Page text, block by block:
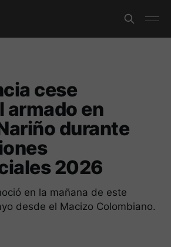
cese
armado en
durante
2026
en la mañana de este
desde el Macizo Colombiano.